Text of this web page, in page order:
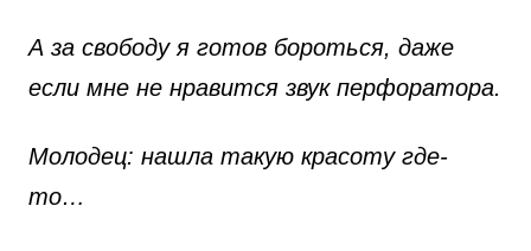
А за свободу я готов бороться, даже
если мне не нравится звук перфоратора.
Молодец: нашла такую красоту где-
то…